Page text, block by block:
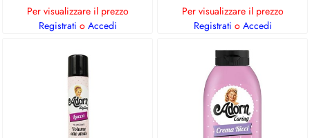
Per visualizzare il prezzo
Registrati o Accedi
Per visualizzare il prezzo
Registrati o Accedi